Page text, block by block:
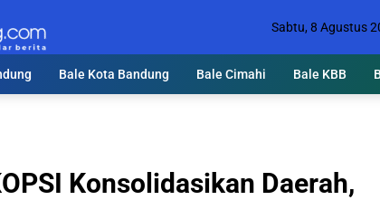
Sabtu, 8 Agustus
Bale Kota Bandung Bale Cimahi Bale KBB
Konsolidasikan Daerah,